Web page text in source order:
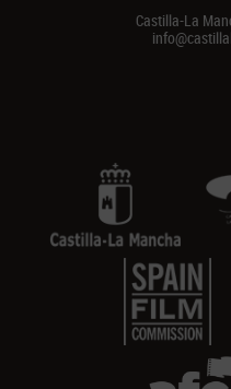
Castilla-La